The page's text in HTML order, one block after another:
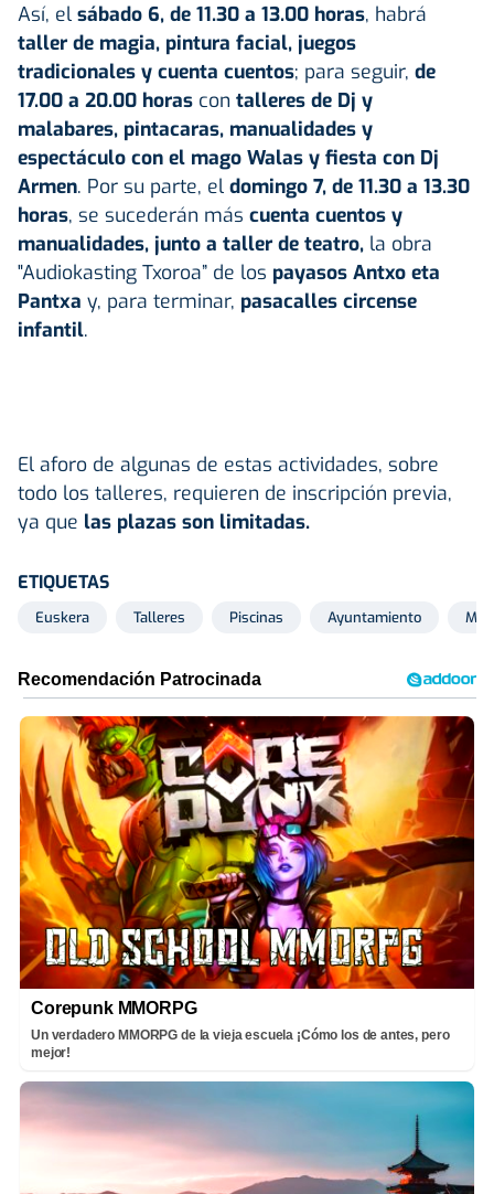
Así, el sábado 6, de 11.30 a 13.00 horas, habrá
taller de magia, pintura facial, juegos
tradicionales y cuenta cuentos; para seguir, de
17.00 a 20.00 horas con talleres de Dj y
malabares, pintacaras, manualidades y
espectáculo con el mago Walas y fiesta con Dj
Armen. Por su parte, el domingo 7, de 11.30 a 13.30
horas, se sucederán más cuenta cuentos y
manualidades, junto a taller de teatro, la obra
"Audiokasting Txoroa” de los payasos Antxo eta
Pantxa y, para terminar, pasacalles circense
infantil.
El aforo de algunas de estas actividades, sobre
todo los talleres, requieren de inscripción previa,
ya que las plazas son limitadas.
ETIQUETAS
Euskera Talleres Piscinas Ayuntamiento
Corepunk MMORPG
Un verdadero MMORPG de la vieja escuela ¡Cómo los de antes, pero
mejor!